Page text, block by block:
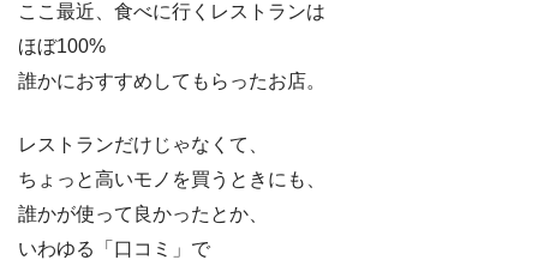
ここ最近、食べに行くレストランは
ほぼ100%
誰かにおすすめしてもらったお店。
レストランだけじゃなくて、
ちょっと高いモノを買うときにも、
誰かが使って良かったとか、
いわゆる「口コミ」で